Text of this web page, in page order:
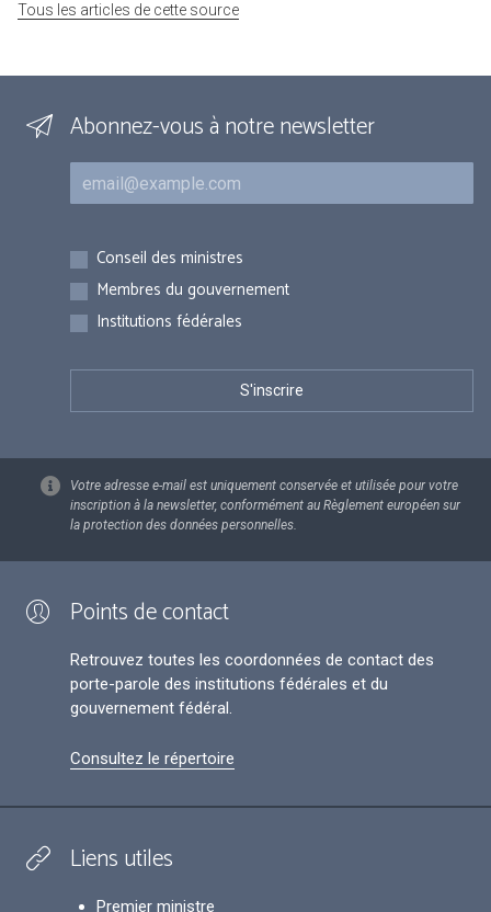
Tous les articles de cette source
Abonnez-vous à notre newsletter
Courriel
Inscriptions
Conseil des ministres
Membres du gouvernement
Institutions fédérales
Votre adresse e-mail est uniquement conservée et utilisée pour votre
inscription à la newsletter, conformément au Règlement européen sur
la protection des données personnelles.
Points de contact
Retrouvez toutes les coordonnées de contact des
porte-parole des institutions fédérales et du
gouvernement fédéral.
Consultez le répertoire
Liens utiles
Premier ministre